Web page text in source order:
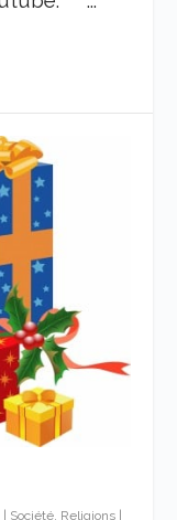
| Société, Religions |